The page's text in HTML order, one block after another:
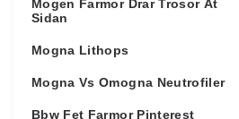
Mogen Farmor Drar Trosor Åt
Sidan
Mogna Lithops
Mogna Vs Omogna Neutrofiler
Bbw Fet Farmor Pinterest